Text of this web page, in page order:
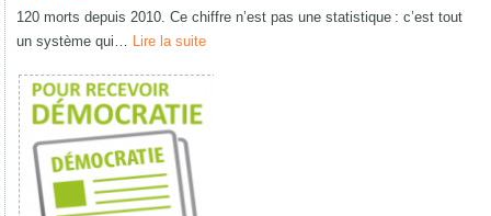
120 morts depuis 2010. Ce chiffre n’est pas une statistique : c’est tout
un système qui…
Lire la suite